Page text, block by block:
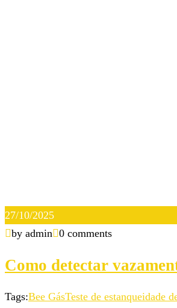
27/10/2025
by admin 0 comments
Como detectar
Tags:Bee GásTeste de estanqueidade